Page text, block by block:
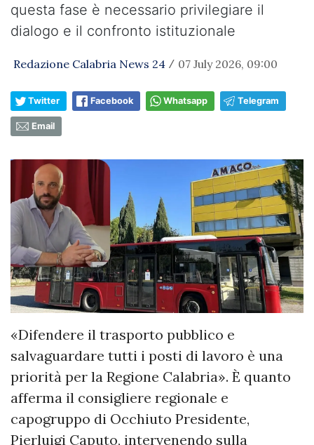
questa fase è necessario privilegiare il
dialogo e il confronto istituzionale
Redazione Calabria News 24 / 07 July 2026, 09:00
Twitter Facebook Whatsapp Telegram
Email
«Difendere il trasporto pubblico e
salvaguardare tutti i posti di lavoro è una
priorità per la Regione Calabria». È quanto
afferma il consigliere regionale e
capogruppo di Occhiuto Presidente,
Pierluigi Caputo, intervenendo sulla